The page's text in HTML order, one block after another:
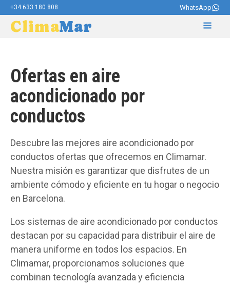
+34 633 180 808 WhatsApp
ClimaMar
Ofertas en aire
acondicionado por
conductos
Descubre las mejores aire acondicionado por
conductos ofertas que ofrecemos en Climamar.
Nuestra misión es garantizar que disfrutes de un
ambiente cómodo y eficiente en tu hogar o negocio
en Barcelona.
Los sistemas de aire acondicionado por conductos
destacan por su capacidad para distribuir el aire de
manera uniforme en todos los espacios. En
Climamar, proporcionamos soluciones que
combinan tecnología avanzada y eficiencia